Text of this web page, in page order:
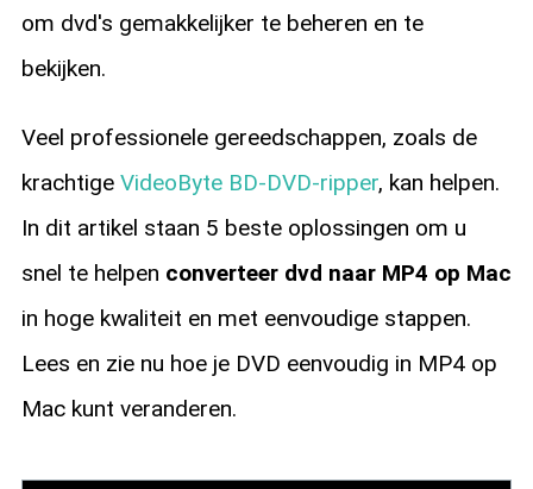
om dvd's gemakkelijker te beheren en te
bekijken.
Veel professionele gereedschappen, zoals de
krachtige VideoByte BD-DVD-ripper, kan helpen.
In dit artikel staan 5 beste oplossingen om u
snel te helpen converteer dvd naar MP4 op Mac
in hoge kwaliteit en met eenvoudige stappen.
Lees en zie nu hoe je DVD eenvoudig in MP4 op
Mac kunt veranderen.